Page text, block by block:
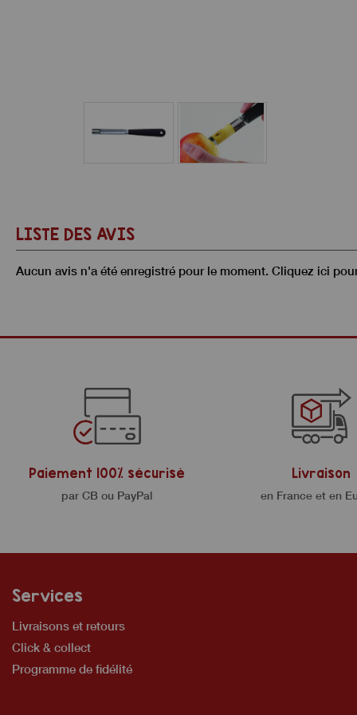
LISTE DES AVIS
Aucun avis n'a été enregistré pour le moment. Cliquez ici
Paiement 100% sécurisé
par CB ou PayPal
Livraison
en France et en
Services
Livraisons et retours
Click & collect
Programme de fidélité